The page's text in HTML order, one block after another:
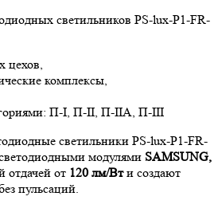
светильников PS-lux-P1-FR-
цехов,
комплексы,
П-I, П-II, П-IIА, П-III
светильники PS-lux-P1-FR-
модулями SAMSUNG,
отдачей от 120 лм/Вти создают
пульсаций.